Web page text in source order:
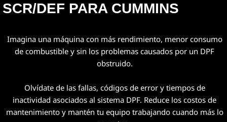
SCR/DEF PARA CUMMINS
Imagina una máquina con más rendimiento, menor consumo
de combustible y sin los problemas causados por un DPF
obstruido.
Olvídate de las fallas, códigos de error y tiempos de
inactividad asociados al sistema DPF. Reduce los costos de
mantenimiento y mantén tu equipo trabajando cuando más lo